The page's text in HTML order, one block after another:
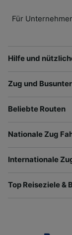
Für
Hilfe und
Zug und
Beliebte Routen
Nationale Zug
Internationale
Top Reiseziele &